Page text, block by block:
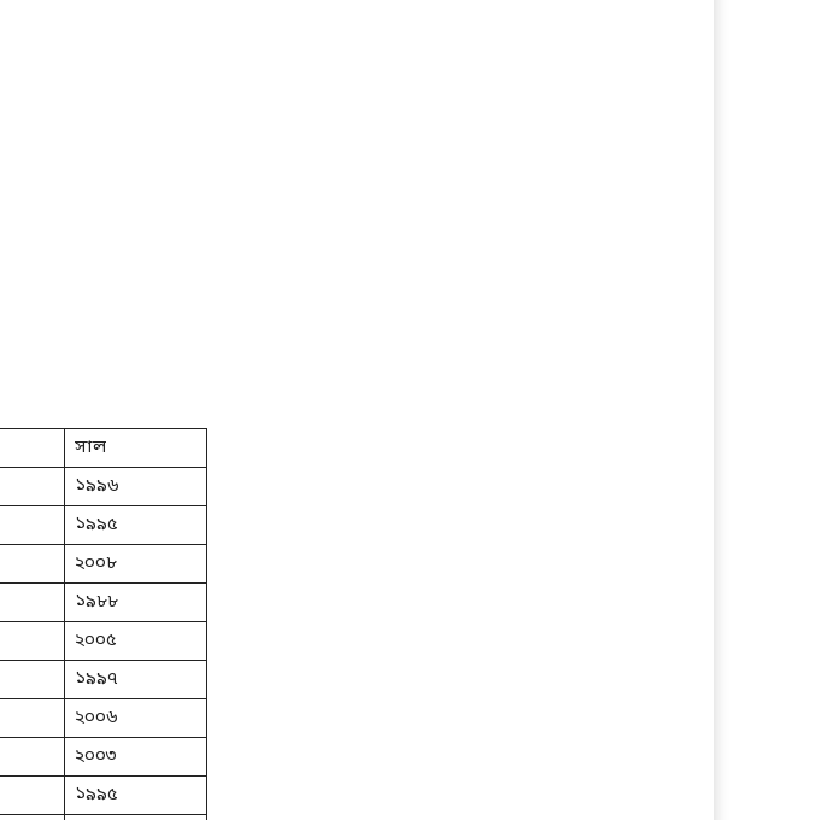
সাল
১৯৯৬
১৯৯৫
২০০৮
১৯৮৮
২০০৫
১৯৯৭
২০০৬
২০০৩
১৯৯৫